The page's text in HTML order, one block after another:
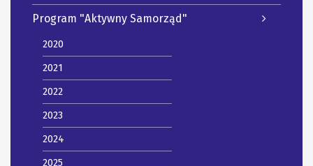
Program "Aktywny Samorząd"
2020
2021
2022
2023
2024
2025